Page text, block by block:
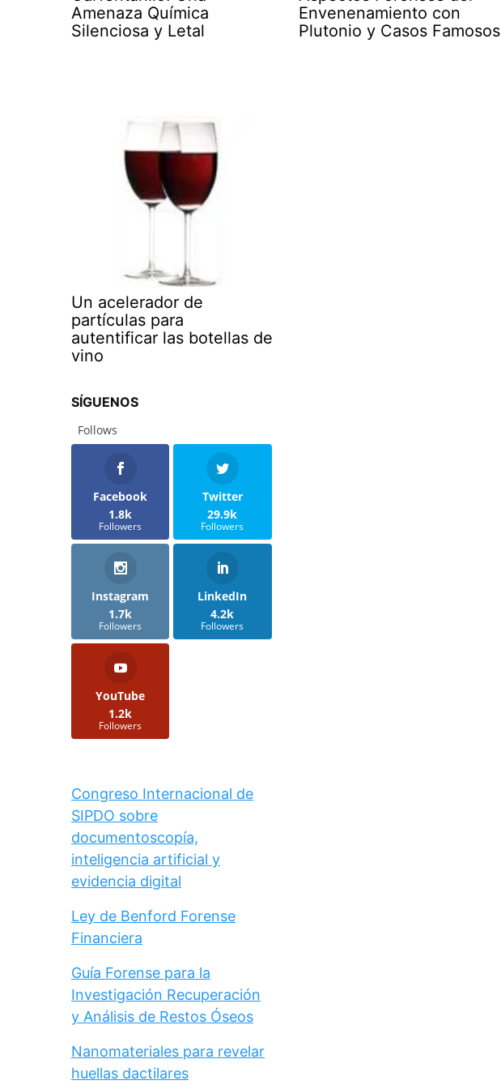
Amenaza Química
Silenciosa y Letal
Envenenamiento con
Plutonio y Casos Famosos
Un acelerador de
partículas para
autentificar las botellas de
vino
SÍGUENOS
Follows
Facebook
1.8k
Followers
Twitter
29.9k
Followers
Instagram
1.7k
Followers
LinkedIn
4.2k
Followers
YouTube
1.2k
Followers
Congreso Internacional de
SIPDO sobre
documentoscopía,
inteligencia artificial y
evidencia digital
Ley de Benford Forense
Financiera
Guía Forense para la
Investigación Recuperación
y Análisis de Restos Óseos
Nanomateriales para revelar
huellas dactilares